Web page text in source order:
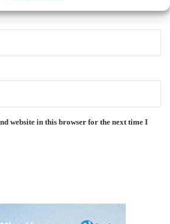
website in this browser for the next time I